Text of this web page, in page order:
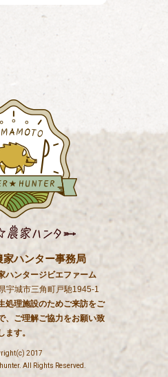
ハンター事務局
ハンタージビエファーム
城市三角町戸馳1945-1
処理施設のためご来訪をご
、ご理解ご協力をお願い致
ます。
2017
All Rights Reserved.